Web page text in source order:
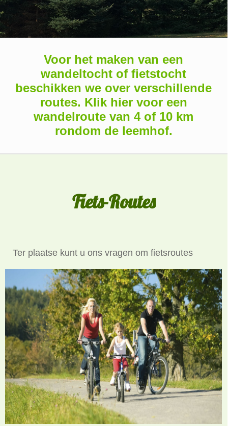
Voor het maken van een
wandeltocht of fietstocht
beschikken we over verschillende
routes. Klik hier voor een
wandelroute van 4 of 10 km
rondom de leemhof.
Fiets-Routes
Ter plaatse kunt u ons vragen om fietsroutes